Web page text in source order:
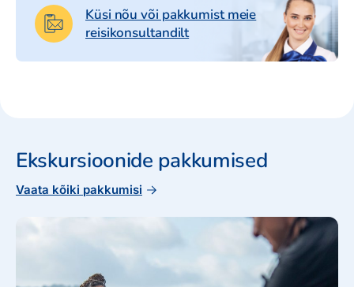
Küsi nõu või pakkumist meie
reisikonsultandilt
Ekskursioonide pakkumised
Vaata kõiki pakkumisi